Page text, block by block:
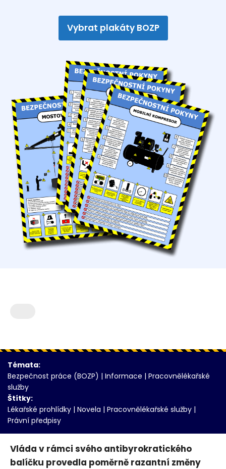
Vybrat plakáty BOZP
Témata:
Bezpečnost práce (BOZP) | Informace | Pracovnělékařské
služby
Štítky:
Lékařské prohlídky | Novela | Pracovnělékařské služby |
Právní předpisy
Vláda v rámci svého antibyrokratického
balíčku provedla poměrně razantní změny